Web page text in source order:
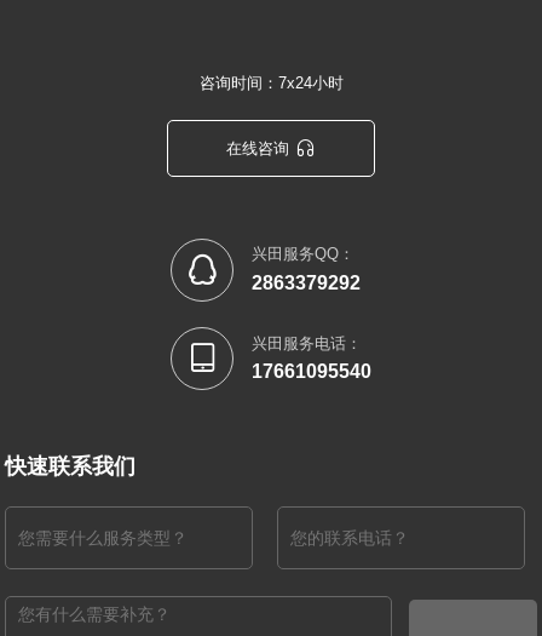
咨询时间：7x24小时
在线咨询 
 兴田服务QQ：
2863379292
 兴田服务电话：
17661095540
快速联系我们